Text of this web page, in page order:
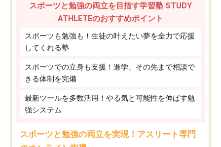
スポーツと勉強の両立を目指す学習塾 STUDY
ATHLETEのおすすめポイント
スポーツも勉強も！生徒の叶えたい夢を全力で応援
してくれる塾
スポーツでの立身も支援！進学、その先まで相談で
きる体制を完備
最新ツールを多数活用！やる気と可能性を伸ばす勉
強システム
スポーツと勉強の両立を実現！アスリート専門